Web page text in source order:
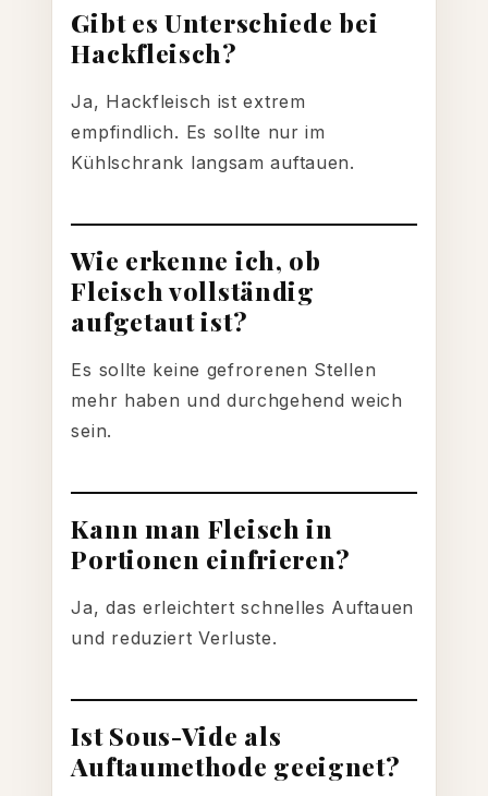
Gibt es Unterschiede bei
Hackfleisch?
Ja, Hackfleisch ist extrem
empfindlich. Es sollte nur im
Kühlschrank langsam auftauen.
Wie erkenne ich, ob
Fleisch vollständig
aufgetaut ist?
Es sollte keine gefrorenen Stellen
mehr haben und durchgehend weich
sein.
Kann man Fleisch in
Portionen einfrieren?
Ja, das erleichtert schnelles Auftauen
und reduziert Verluste.
Ist Sous-Vide als
Auftaumethode geeignet?